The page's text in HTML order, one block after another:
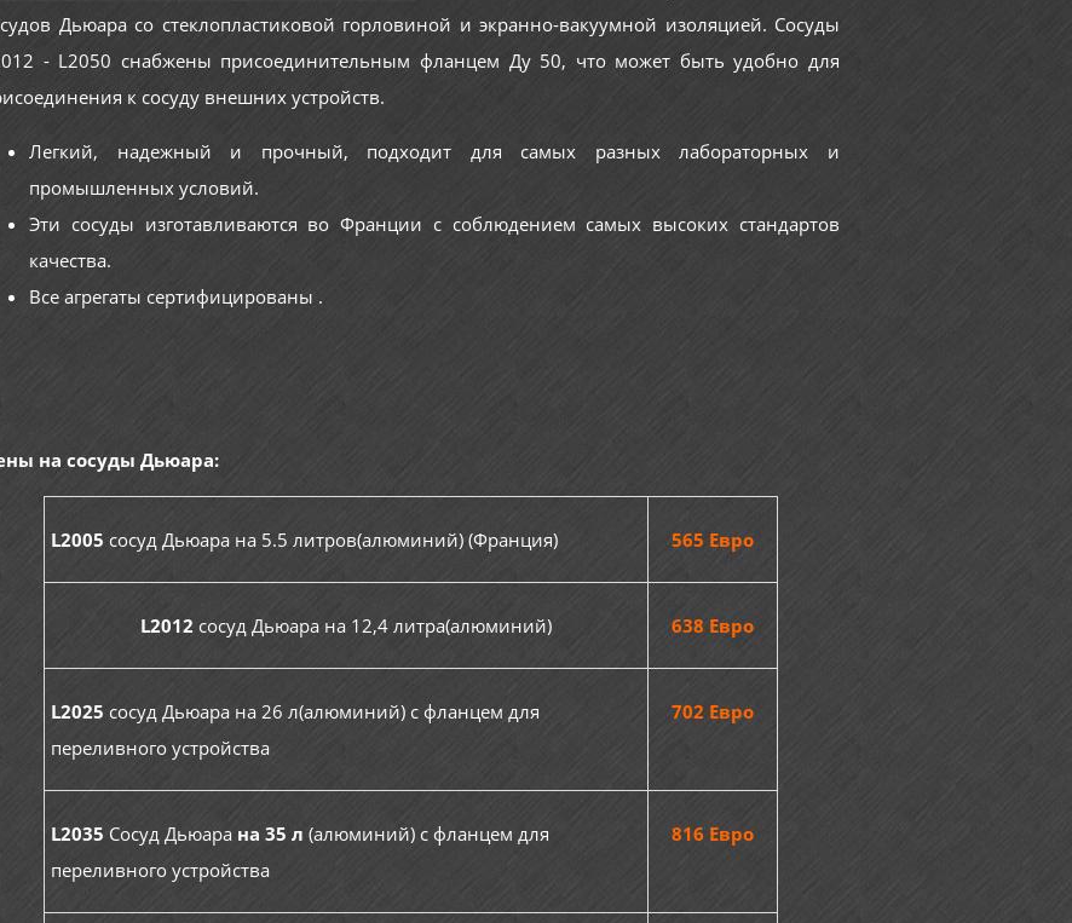
Дьюара со стеклопластиковой горловиной и экранно-вакуумной изоляцией. Сосуды
- L2050 снабжены присоединительным фланцем Ду 50, что может быть удобно для
к сосуду внешних устройств.
Легкий, надежный и прочный, подходит для самых разных лабораторных и
промышленных условий.
Эти сосуды изготавливаются во Франции с соблюдением самых высоких стандартов
качества.
Все агрегаты сертифицированы .
на сосуды Дьюара:
L2005 сосуд Дьюара на 5.5 литров(алюминий) (Франция) 565 Евро
L2012сосуд Дьюара на 12,4 литра(алюминий) 638 Евро
L2025 сосуд Дьюара на 26 л(алюминий) с фланцем для
переливного устройства
702 Евро
L2035 Сосуд Дьюарана 35 л (алюминий) с фланцем для
переливного устройства
816 Евро